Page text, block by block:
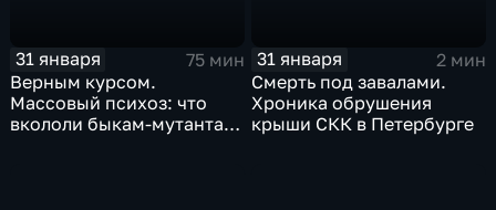
31 января
75 мин
Верным курсом.
Массовый психоз: что
вкололи быкам-мутантам,
31 января
2 мин
Смерть под завалами.
Хроника обрушения
крыши СКК в Петербурге